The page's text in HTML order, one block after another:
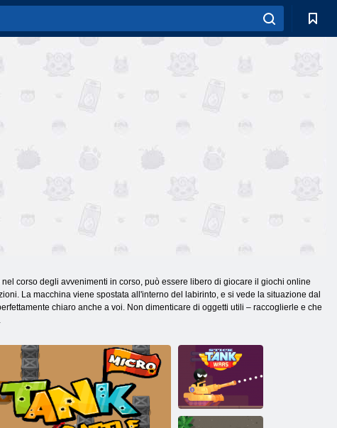
corso degli avvenimenti in corso, può essere libero di giocare il giochi online
La macchina viene spostata all'interno del labirinto, e si vede la situazione dal
chiaro anche a voi. Non dimenticare di oggetti utili – raccoglierle e che